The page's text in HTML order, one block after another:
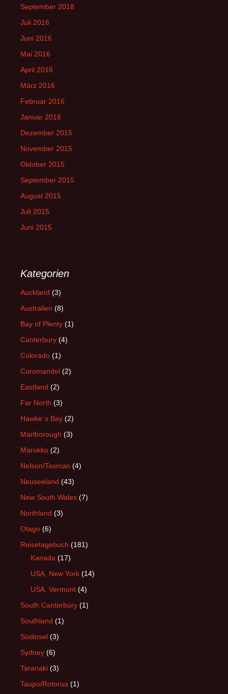
September 2018
Juli 2016
Juni 2016
Mai 2016
April 2016
März 2016
Februar 2016
Januar 2016
Dezember 2015
November 2015
Oktober 2015
September 2015
August 2015
Juli 2015
Juni 2015
Kategorien
Auckland (3)
Australien (8)
Bay of Plenty (1)
Canterbury (4)
Colorado (1)
Coromandel (2)
Eastland (2)
Far North (3)
Hawke´s Bay (2)
Marlborough (3)
Marokko (2)
Nelson/Tasman (4)
Neuseeland (43)
New South Wales (7)
Northland (3)
Otago (6)
Reisetagebuch (181)
Kanada (17)
USA, New York (14)
USA, Vermont (4)
South Canterbury (1)
Southland (1)
Südinsel (3)
Sydney (6)
Taranaki (3)
Taupo/Rotorua (1)